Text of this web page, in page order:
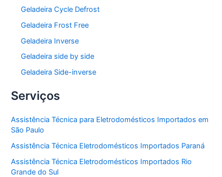
Geladeira Cycle Defrost
Geladeira Frost Free
Geladeira Inverse
Geladeira side by side
Geladeira Side-inverse
Serviços
Assistência Técnica para Eletrodomésticos Importados em
São Paulo
Assistência Técnica Eletrodomésticos Importados Paraná
Assistência Técnica Eletrodomésticos Importados Rio
Grande do Sul